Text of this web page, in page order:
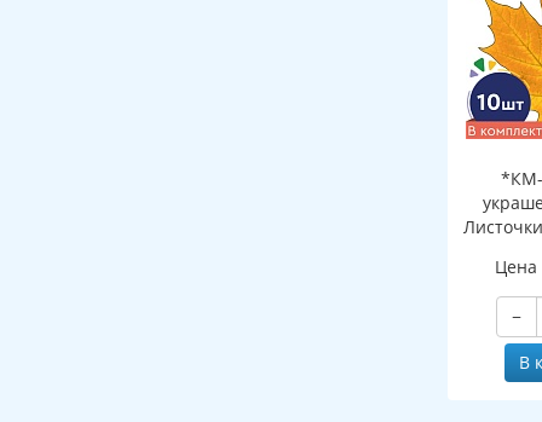
*КМ-
желтый
Цена
−
В